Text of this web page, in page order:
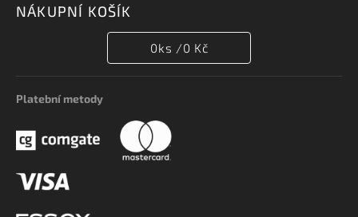
NÁKUPNÍ KOŠÍK
0ks /0 Kč
Platební metody